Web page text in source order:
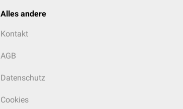
Alles andere
Kontakt
AGB
Datenschutz
Cookies